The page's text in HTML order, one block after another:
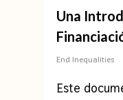
Una
End Inequalities
Este